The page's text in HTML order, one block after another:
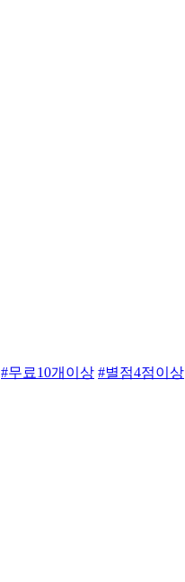
#무료10개이상 #별점4점이상